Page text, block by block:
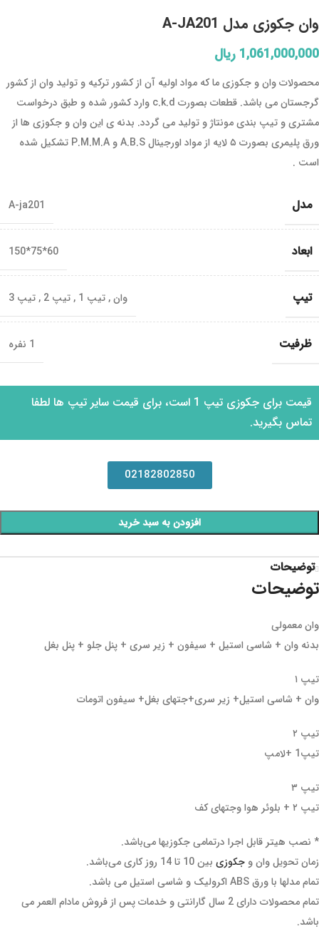
وان جکوزی مدل A-JA201
1,061,000,000 ریال
محصولات وان و جکوزی ما که مواد اولیه آن از کشور ترکیه و تولید وان از کشور
گرجستان می باشد. قطعات بصورت c.k.d وارد کشور شده و طبق درخواست
مشتری و تیپ بندی مونتاژ و تولید می گردد. بدنه ی این وان و جکوزی ها از
ورق پلیمری بصورت ۵ لایه از مواد اورجینال A.B.S و P.M.M.A تشکیل شده
است .
مدل A-ja201
ابعاد 60*75*150
تیپ وان,تیپ 1 ,تیپ 2 ,تیپ 3
ظرفیت 1 نفره
قیمت برای جکوزی تیپ 1 است، برای قیمت سایر تیپ ها لطفا
تماس بگیرید.
02182802850
افزودن به سبد خرید
توضیحات
توضیحات
وان معمولی
بدنه وان + شاسی استیل + سیفون + زیر سری + پنل جلو + پنل بغل
تیپ ۱
وان + شاسی استیل+ زیر سری+جتهای بغل+ سیفون اتومات
تیپ ۲
تیپ1 +لامپ
تیپ ۳
تیپ ۲ + بلوئر هوا وجتهای کف
* نصب هیتر قابل اجرا درتمامی جکوزیها می‌باشد.
زمان تحویل وان و جکوزی بین 10 تا 14 روز کاری می‌باشد.
تمام مدلها با ورق ABS اکرولیک و شاسی استیل می باشد.
تمام محصولات دارای 2 سال گارانتی و خدمات پس از فروش مادام العمر می
باشد.